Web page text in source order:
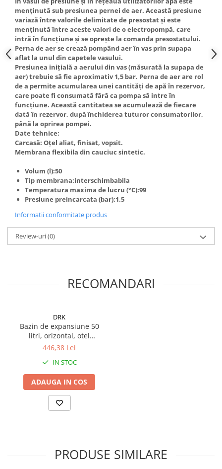
Truse de scule
Truse de lipit PPR
Ventuze cu brate pentru transport
Vibratoare beton
Masini de spalat rufe cu uscator
Uscatoare de rufe
Masini de facut paine
Pachete electrocasnice
incorporabile
Seturi oale
SANDWICH MAKER
Storcatoare de fructe
Televizoare
menţinută sub presiunea pernei de aer. Această presiune
variază între valorile delimitate de presostat şi este
menţinută între aceste valori de o electropompă, care
intră în funcţiune şi se opreşte la comanda presostatului.
Perna de aer se crează pompând aer în vas prin supapa
aflat la unul din capetele vasului.
Presiunea iniţială a aerului din vas (măsurată la supapa de
aer) trebuie să fie aproximativ 1,5 bar. Perna de aer are rol
de a permite acumularea unei cantităţi de apă în rezervor,
care poate fi consumată fără ca pompa să intre în
funcţiune. Această cantitatea se acumulează de fiecare
dată în rezervor, după închiderea tuturor consumatorilor,
până la oprirea pompei.
Date tehnice:
Carcasă: Oţel aliat, finisat, vopsit.
Membrana flexibila din cauciuc sintetic.
Volum (l):50
Tip membrana:interschimbabila
Temperatura maxima de lucru (°C):99
Presiune preincarcata (bar):1.5
Informatii conformitate produs
Review-uri(0)
RECOMANDARI
DRK
Bazin de expansiune 50
litri, orizontal, otel
inoxidabil
446,38 Lei
IN STOC
ADAUGA IN COS
PRODUSE SIMILARE